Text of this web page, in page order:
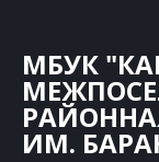
МБУК
ИМ.